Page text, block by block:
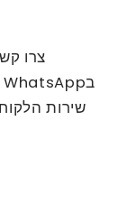
צרו
בWhatsApp
שירות